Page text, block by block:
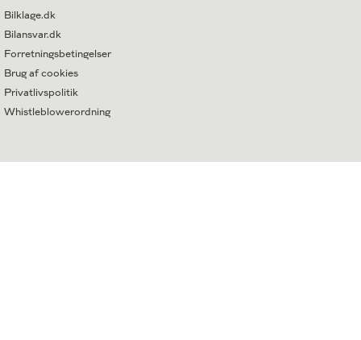
Bilklage.dk
Bilansvar.dk
Forretningsbetingelser
Brug af cookies
Privatlivspolitik
Whistleblowerordning